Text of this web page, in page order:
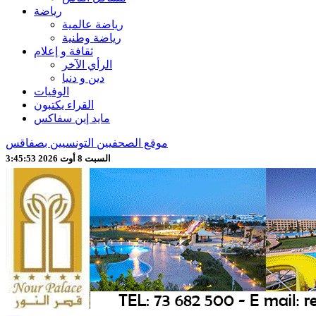
رياضة
رياضة عالمية
رياضة وطنية
ثقافة و إعلام
الرأي الآخر
دين و دنيا
الوفيات
القراء يكتبون
مايد إين سفاكس
موقع الصحفيين التونسيين بصفاقس
السبت 8 أوت 2026 3:45:55